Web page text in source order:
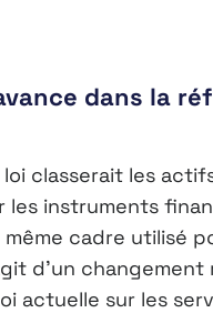
dans la
classerait les
les instruments
même cadre utilisé
d’un changement
actuelle sur les